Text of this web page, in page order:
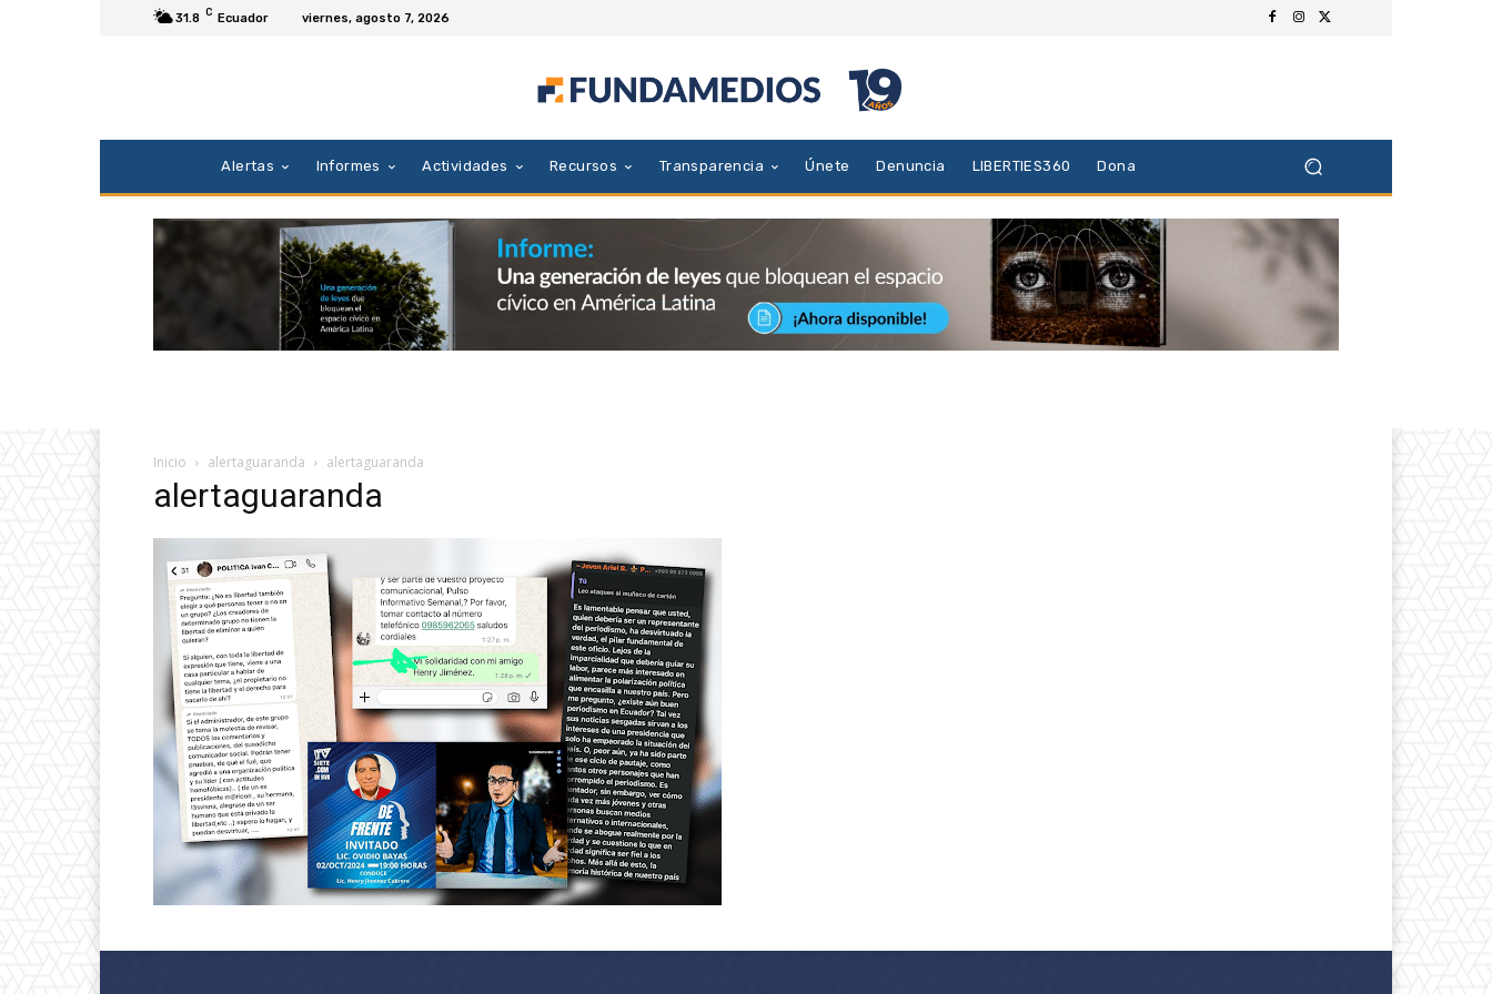
31.8 C Ecuador viernes, agosto 7, 2026
Alertas Informes Actividades Recursos Transparencia Únete Denuncia LIBERTIES360 Dona
Inicio alertaguaranda alertaguaranda
alertaguaranda